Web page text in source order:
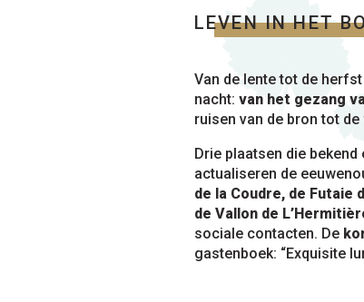
LEVEN IN HET
Van de lente tot de
nacht: van het gezang
ruisen van de bron tot
Drie plaatsen die
actualiseren de
de la Coudre, de Futaie
de Vallon de
sociale contacten. De
gastenboek: “Exquisite